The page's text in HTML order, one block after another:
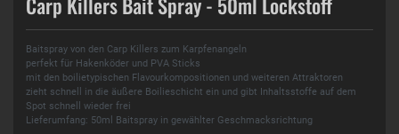
Baitspray von den Carp Killers zum Karpfenangeln
perfekt für Hakenköder und PVA Sticks
mit den boilietypischen Flavourkompositionen und weiteren Attraktoren
zieht schnell in die äußere Boilieschicht ein und gibt Inhaltsstoffe auf dem
Spot schnell wieder frei
Lieferumfang: 50ml Baitspray in gewählter Geschmacksrichtung